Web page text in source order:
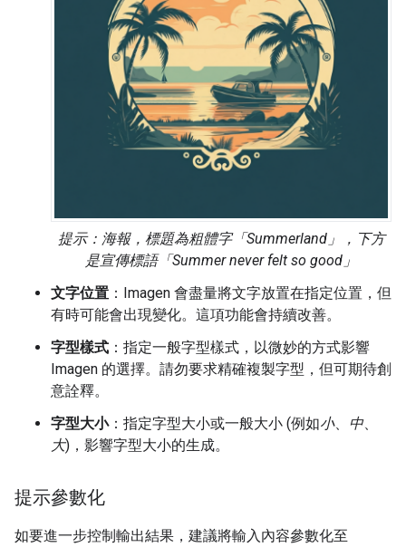
提示：海報，標題為粗體字「Summerland」，下方
是宣傳標語「Summer never felt so good」
文字位置 ：Imagen 會盡量將文字放置在指定位置，但
有時可能會出現變化。這項功能會持續改善。
字型樣式 ：指定一般字型樣式，以微妙的方式影響
Imagen 的選擇。請勿要求精確複製字型，但可期待創
意詮釋。
字型大小：指定字型大小或一般大小 (例如小、 中、
大)，影響字型大小的生成。
提示參數化
如要進一步控制輸出結果，建議將輸入內容參數化至